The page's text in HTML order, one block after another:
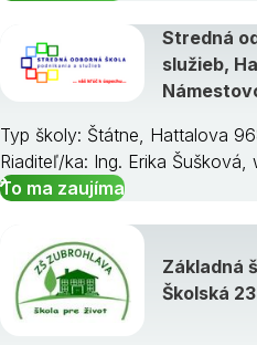
Stredná
služieb,
Typ školy: Štátne, Hattalova
Riaditeľ/ka: Ing. Erika Šušková,
To ma zaujíma
Základná
Školská